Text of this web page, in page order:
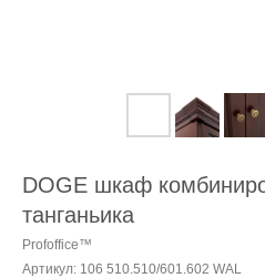
DOGE шкаф
танганьика
Profoffice™
Артикул: 106 510.510/601.602 WAL